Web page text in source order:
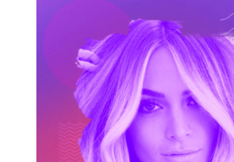
920,00€.720,00€.